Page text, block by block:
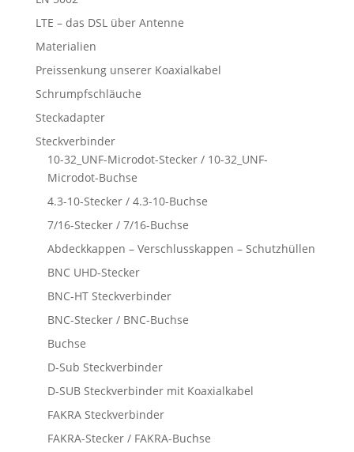
LTE – das DSL über Antenne
Materialien
Preissenkung unserer Koaxialkabel
Schrumpfschläuche
Steckadapter
Steckverbinder
10-32_UNF-Microdot-Stecker / 10-32_UNF-
Microdot-Buchse
4.3-10-Stecker / 4.3-10-Buchse
7/16-Stecker / 7/16-Buchse
Abdeckkappen – Verschlusskappen – Schutzhüllen
BNC UHD-Stecker
BNC-HT Steckverbinder
BNC-Stecker / BNC-Buchse
Buchse
D-Sub Steckverbinder
D-SUB Steckverbinder mit Koaxialkabel
FAKRA Steckverbinder
FAKRA-Stecker / FAKRA-Buchse